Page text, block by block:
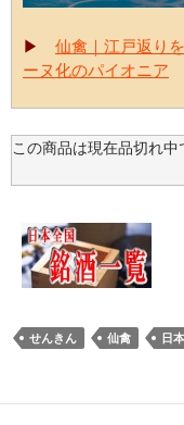
▶ 仙禽｜江戸返り
ーヌ化のパイオニア
この商品は現在品切れ中
せんきん 仙禽 日